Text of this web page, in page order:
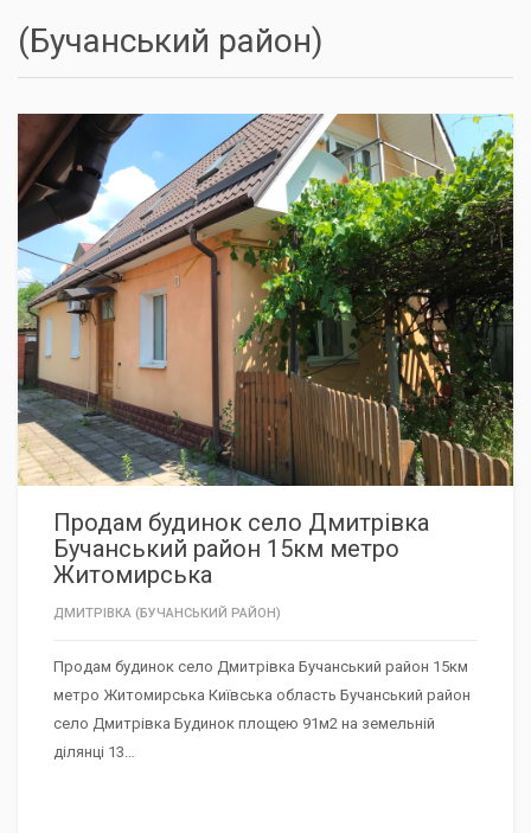
(Бучанський район)
РЕКОМЕНДУЄМО / ЗНИЖКА TOP
Продам будинок село Дмитрівка
Бучанський район 15км метро
Житомирська
ДМИТРІВКА (БУЧАНСЬКИЙ РАЙОН)
Продам будинок село Дмитрівка Бучанський район 15км
метро Житомирська Київська область Бучанський район
село Дмитрівка Будинок площею 91м2 на земельній
ділянці 13…